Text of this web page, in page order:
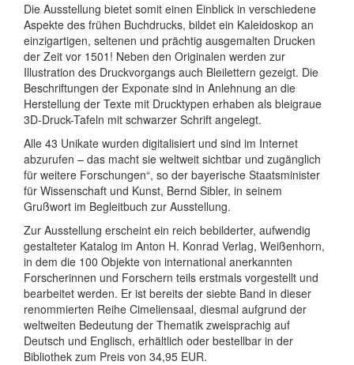
Die Ausstellung bietet somit einen Einblick in verschiedene
Aspekte des frühen Buchdrucks, bildet ein Kaleidoskop an
einzigartigen, seltenen und prächtig ausgemalten Drucken
der Zeit vor 1501! Neben den Originalen werden zur
Illustration des Druckvorgangs auch Bleilettern gezeigt. Die
Beschriftungen der Exponate sind in Anlehnung an die
Herstellung der Texte mit Drucktypen erhaben als bleigraue
3D-Druck-Tafeln mit schwarzer Schrift angelegt.
Alle 43 Unikate wurden digitalisiert und sind im Internet
abzurufen – das macht sie weltweit sichtbar und zugänglich
für weitere Forschungen“, so der bayerische Staatsminister
für Wissenschaft und Kunst, Bernd Sibler, in seinem
Grußwort im Begleitbuch zur Ausstellung.
Zur Ausstellung erscheint ein reich bebilderter, aufwendig
gestalteter Katalog im Anton H. Konrad Verlag, Weißenhorn,
in dem die 100 Objekte von international anerkannten
Forscherinnen und Forschern teils erstmals vorgestellt und
bearbeitet werden. Er ist bereits der siebte Band in dieser
renommierten Reihe Cimeliensaal, diesmal aufgrund der
weltweiten Bedeutung der Thematik zweisprachig auf
Deutsch und Englisch, erhältlich oder bestellbar in der
Bibliothek zum Preis von 34,95 EUR.